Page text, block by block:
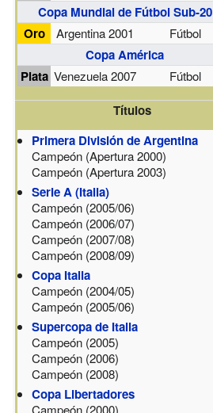
Copa Mundial de Fútbol Sub-20
Oro
Argentina 2001 Fútbol
Copa América
Plata Venezuela 2007 Fútbol
Títulos
Primera División de Argentina
Campeón (Apertura 2000)
Campeón (Apertura 2003)
Serie A (Italia)
Campeón (2005/06)
Campeón (2006/07)
Campeón (2007/08)
Campeón (2008/09)
Copa Italia
Campeón (2004/05)
Campeón (2005/06)
Supercopa de Italia
Campeón (2005)
Campeón (2006)
Campeón (2008)
Copa Libertadores
Campeón (2000)